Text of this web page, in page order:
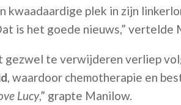
kwaadaardige plek in zijn
is het goede nieuws,” vertelde
gezwel te verwijderen verliep
, waardoor chemotherapie en
Lucy,” grapte Manilow.